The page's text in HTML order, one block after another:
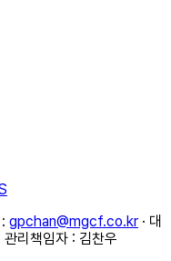
gpchan@mgcf.co.kr · 대
리책임자 : 김찬우